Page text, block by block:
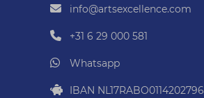
info@artsexcellence.com
+31 6 29 000 581
Whatsapp
IBAN NL17RABO0114202796